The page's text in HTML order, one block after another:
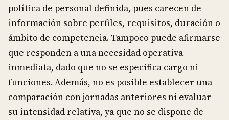
política de personal definida, pues carecen de
información sobre perfiles, requisitos, duración o
ámbito de competencia. Tampoco puede afirmarse
que responden a una necesidad operativa
inmediata, dado que no se especifica cargo ni
funciones. Además, no es posible establecer una
comparación con jornadas anteriores ni evaluar
su intensidad relativa, ya que no se dispone de